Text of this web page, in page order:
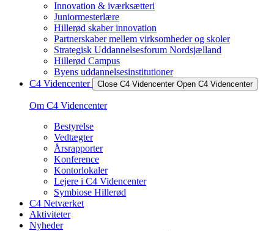
Innovation & iværksætteri
Juniormesterlære
Hillerød skaber innovation
Partnerskaber mellem virksomheder og skoler
Strategisk Uddannelsesforum Nordsjælland
Hillerød Campus
Byens uddannelsesinstitutioner
C4 Videncenter
Close C4 Videncenter Open C4 Videncenter
Om C4 Videncenter
Bestyrelse
Vedtægter
Årsrapporter
Konference
Kontorlokaler
Lejere i C4 Videncenter
Symbiose Hillerød
C4 Netværket
Aktiviteter
Nyheder